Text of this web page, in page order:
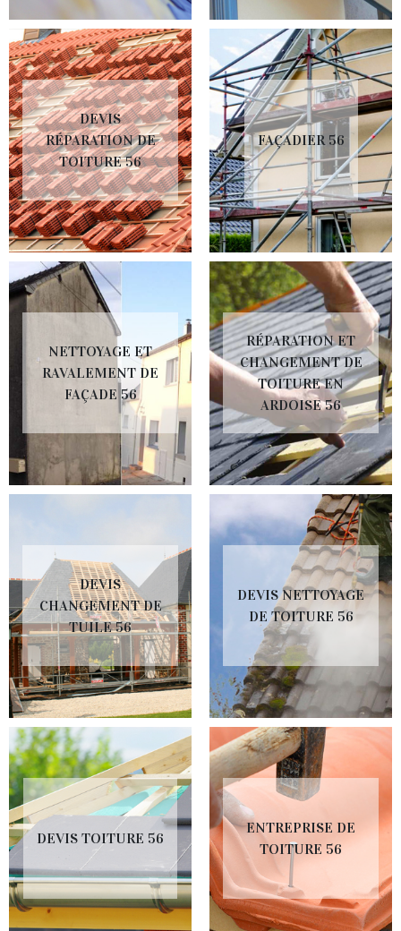
DEVIS
RÉPARATION DE
TOITURE 56
FAÇADIER 56
NETTOYAGE ET
RAVALEMENT DE
FAÇADE 56
RÉPARATION ET
CHANGEMENT DE
TOITURE EN
ARDOISE 56
DEVIS
CHANGEMENT DE
TUILE 56
DEVIS NETTOYAGE
DE TOITURE 56
DEVIS TOITURE 56
ENTREPRISE DE
TOITURE 56